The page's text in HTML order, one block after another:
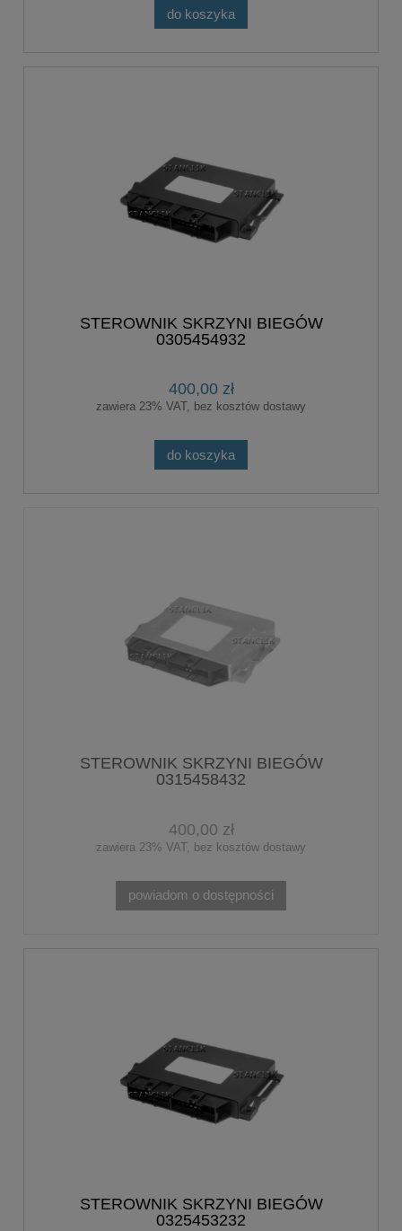
do koszyka
STEROWNIK SKRZYNI BIEGÓW
0305454932
400,00 zł
zawiera 23% VAT, bez kosztów dostawy
do koszyka
STEROWNIK SKRZYNI BIEGÓW
0315458432
400,00 zł
zawiera 23% VAT, bez kosztów dostawy
powiadom o dostępności
STEROWNIK SKRZYNI BIEGÓW
0325453232